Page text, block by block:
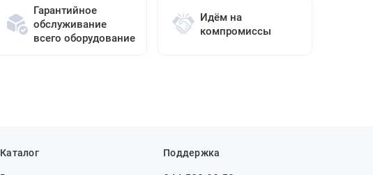
Гарантийное
обслуживание
всего оборудование
Идём на
компромиссы
Каталог Поддержка